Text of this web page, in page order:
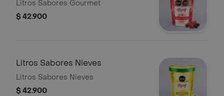
Litros Sabores Gourmet
$ 42.900
Litros Sabores Nieves
Litros Sabores Nieves
$ 42.900